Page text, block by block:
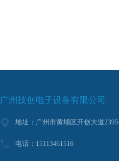
广州技创电子设备有限公司
地址：广州市黄埔区开创大道
电话：15113461516